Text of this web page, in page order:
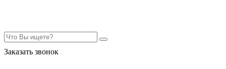
Заказать звонок